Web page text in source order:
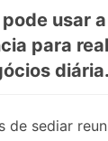
usar a
para
diária.
de sediar